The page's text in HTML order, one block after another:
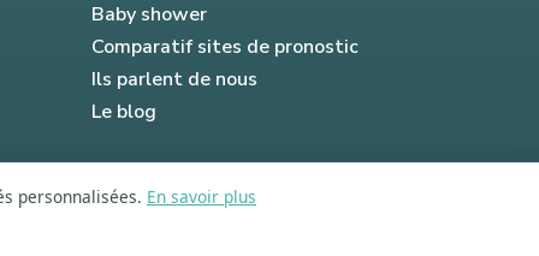
Baby shower
Comparatif sites de pronostic
Ils parlent de nous
Le blog
personnalisées. En savoir plus